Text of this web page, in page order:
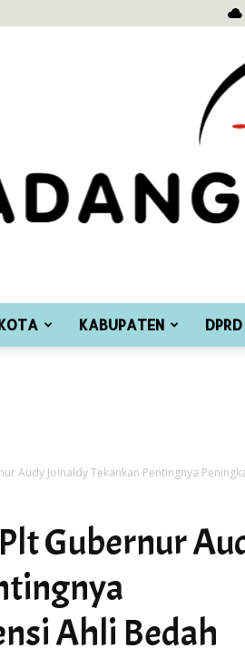
Time
KABUPATEN DPRD
Audy Joinaldy Tekankan Pentingnya
Gubernur
Ahli Bedah